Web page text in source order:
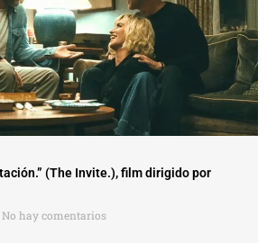
(The Invite.), film dirigido por
No hay comentarios